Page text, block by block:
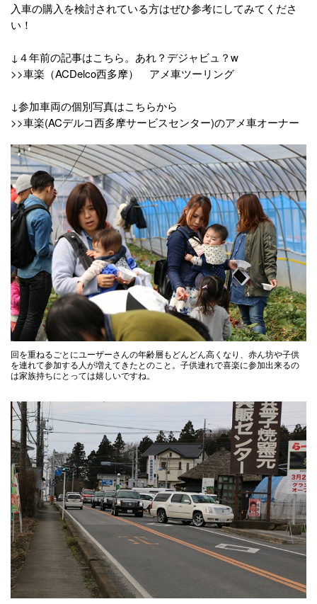
入車の購入を検討されている方はぜひ参考にしてみてくださ
い！
↓４年前の記事はこちら。あれ？デジャビュ？w
>>車楽（ACDelco西多摩） アメ車ツーリング
↓参加車両の個別写真はこちらから
>>車楽(ACデルコ西多摩サービスセンター)のアメ車オーナー
回を重ねるごとにユーザーさんの年齢層もどんどん高くなり、赤ん坊や子供
を連れて参加する人が増えてきたとのこと。子供連れで喜楽に参加出来るの
は家族持ちにとっては嬉しいですね。